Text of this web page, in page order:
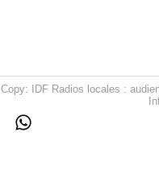
Copy: IDF Radios locales :